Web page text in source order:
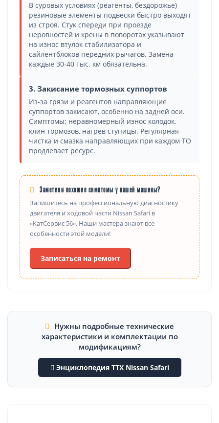
В суровых условиях (реагенты, бездорожье)
резиновые элементы подвески быстро выходят
из строя. Стук спереди при проезде
неровностей и крены в поворотах указывают
на износ втулок стабилизатора и
сайлентблоков передних рычагов. Замена
каждые 30-40 тыс. км обязательна.
3. Закисание тормозных суппортов
Из-за грязи и реагентов направляющие
суппортов закисают, особенно на задней оси.
Симптомы: неравномерный износ колодок,
клин тормозов, нагрев ступицы. Регулярная
чистка и смазка направляющих при каждом ТО
продлевает ресурс.
Заметили похожие симптомы у вашей машины?
Запишитесь на профессиональную диагностику
двигателя и ходовой части Nissan Safari в
«КатСервис 56». Наши мастера знают все
особенности этой модели!
Записаться на ремонт
Нужны подробные технические
характеристики и комплектации по
модификациям?
Энциклопедия ТТХ Nissan Safari